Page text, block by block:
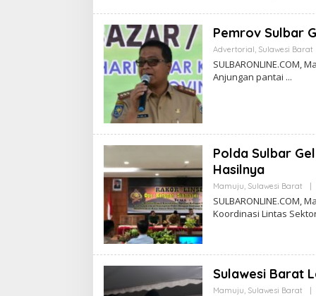
Pemrov Sulbar
Advertorial, Sulawesi Barat
Anjungan pantai
Polda Sulbar
Hasilnya
Mamuju, Sulawesi Barat
SULBARONLINE.COM,
Koordinasi Lintas
Sulawesi Barat
Mamuju, Sulawesi Barat